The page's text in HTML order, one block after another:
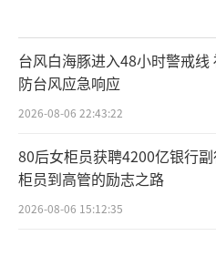
台风白海豚进入48小时警戒线
防台风应急响应
2026-08-06 22:43:22
80后女柜员获聘4200亿银行
柜员到高管的励志之路
2026-08-06 15:12:35